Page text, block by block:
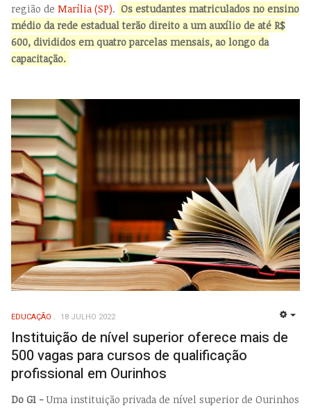
região de Marília (SP). Os estudantes matriculados no ensino
médio da rede estadual terão direito a um auxílio de até R$
600, divididos em quatro parcelas mensais, ao longo da
capacitação.
EDUCAÇÃO 18 JULHO 2022
Instituição de nível superior oferece mais de
500 vagas para cursos de qualificação
profissional em Ourinhos
Do G1 - Uma instituição privada de nível superior de Ourinhos